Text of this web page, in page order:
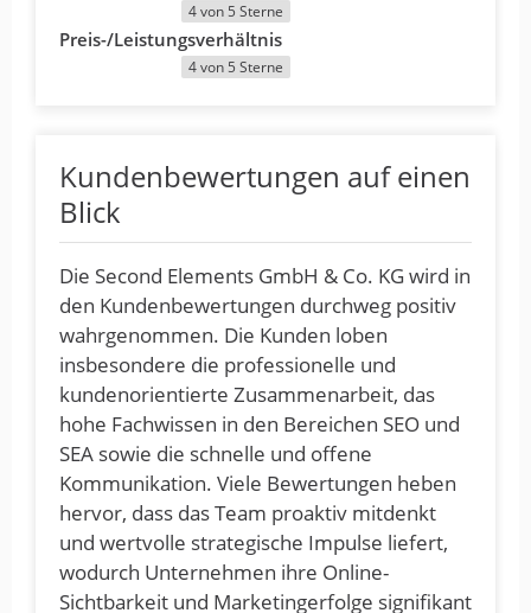
4 von 5 Sterne
Preis-/Leistungsverhältnis
4 von 5 Sterne
Kundenbewertungen auf einen
Blick
Die Second Elements GmbH & Co. KG wird in
den Kundenbewertungen durchweg positiv
wahrgenommen. Die Kunden loben
insbesondere die professionelle und
kundenorientierte Zusammenarbeit, das
hohe Fachwissen in den Bereichen SEO und
SEA sowie die schnelle und offene
Kommunikation. Viele Bewertungen heben
hervor, dass das Team proaktiv mitdenkt
und wertvolle strategische Impulse liefert,
wodurch Unternehmen ihre Online-
Sichtbarkeit und Marketingerfolge signifikant